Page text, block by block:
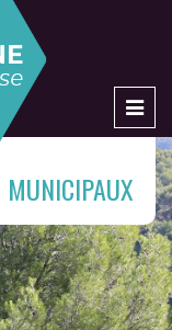
MUNICIPAUX